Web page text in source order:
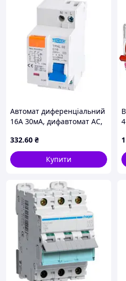
Автомат диференціальний
16А 30мА, дифавтомат АС,
332.60 ₴
Купити